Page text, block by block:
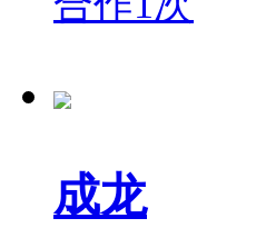
成龙